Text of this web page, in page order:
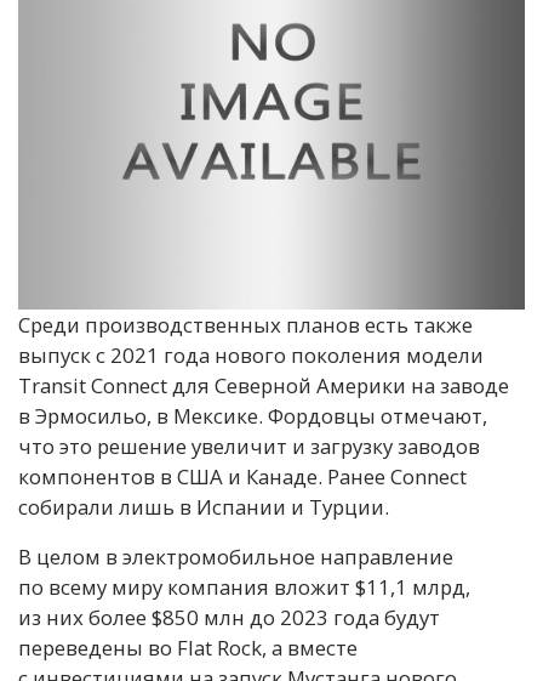
Среди производственных планов есть также
выпуск с 2021 года нового поколения модели
Transit Connect для Северной Америки на заводе
в Эрмосильо, в Мексике. Фордовцы отмечают,
что это решение увеличит и загрузку заводов
компонентов в США и Канаде. Ранее Connect
собирали лишь в Испании и Турции.
В целом в электромобильное направление
по всему миру компания вложит $11,1 млрд,
из них более $850 млн до 2023 года будут
переведены во Flat Rock, а вместе